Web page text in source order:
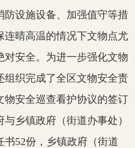
防设施设备、加强值守等措
连晴高温的情况下文物点尤
安全。 为进一步强化文物
组织完成了全区文物安全责
物安全巡查看护协议的签订
乡镇政府（街道办事处）
书52份，乡镇政府（街道